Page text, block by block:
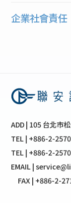
企業社會責任
ADD | 105 台北市
TEL | +886-2-
TEL | +886-2-
EMAIL |
FAX | +886-2-